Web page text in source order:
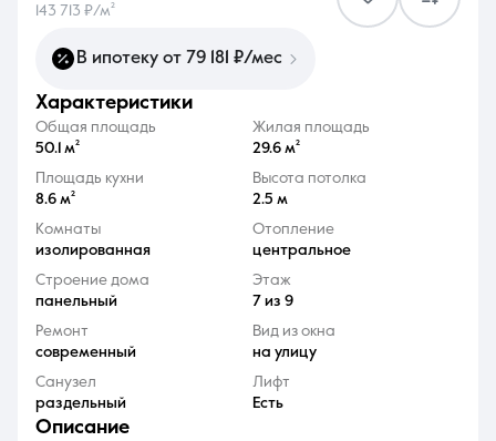
8 (861) 297-00-00
Ежедневно с 08:30 до 20:00
143 713 ₽/м²
В ипотеку от 79 181 ₽/мес
характеристики
Общая площадь
50.1 м²
Жилая площадь
29.6 м²
Площадь кухни
8.6 м²
Высота потолка
2.5 м
Комнаты
изолированная
Отопление
центральное
Строение дома
панельный
Этаж
7 из 9
Ремонт
современный
Вид из окна
на улицу
Санузел
раздельный
Лифт
Есть
описание